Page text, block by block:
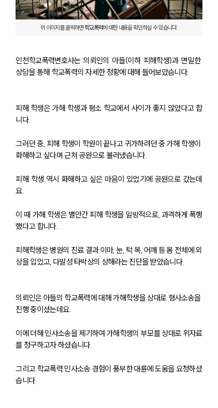
위 이미지를 클릭하면 학교폭력에 대한 내용을 확인하실 수 있습니다.
인천학교폭력변호사는 의뢰인의 아들(이하 피해학생)과 면밀한
상담을 통해 학교폭력의 자세한 정황에 대해 들어보았습니다.
피해 학생은 가해 학생과 평소 학교에서 사이가 좋지 않았다고 합
니다.
그러던 중, 피해 학생이 학원이 끝나고 귀가하려던 중 가해 학생이
화해하고 싶다며 근처 공원으로 불러냈습니다.
피해 학생 역시 화해하고 싶은 마음이 있었기에 공원으로 갔는데
요.
이 때 가해 학생은 별안간 피해 학생을 일방적으로, 과격하게 폭행
했다고 합니다.
피해학생은 병원의 진료 결과 이마, 눈, 턱 목, 어깨 등 몸 전체에 외
상을 입었고, 다발성 타박상의 상해라는 진단을 받았습니다.
의뢰인은 아들의 학교폭력에 대해 가해학생을 상대로 형사소송을
진행 중이셨는데요.
이에 더해 민사소송을 제기하여 가해학생의 부모를 상대로 위자료
를 청구하고자 하셨습니다.
그리고 학교폭력 민사소송 경험이 풍부한 대륜에 도움을 요청하셨
습니다.